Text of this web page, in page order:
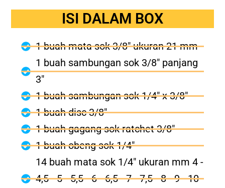
ISI DALAM BOX
1 buah mata sok 3/8" ukuran 21 mm
1 buah sambungan sok 3/8" panjang
3"
1 buah sambungan sok 1/4" x 3/8"
1 buah disc 3/8"
1 buah gagang sok ratchet 3/8"
1 buah obeng sok 1/4"
14 buah mata sok 1/4" ukuran mm 4 -
4,5 - 5 - 5,5 - 6 - 6,5 - 7 - 7,5 - 8 - 9 - 10